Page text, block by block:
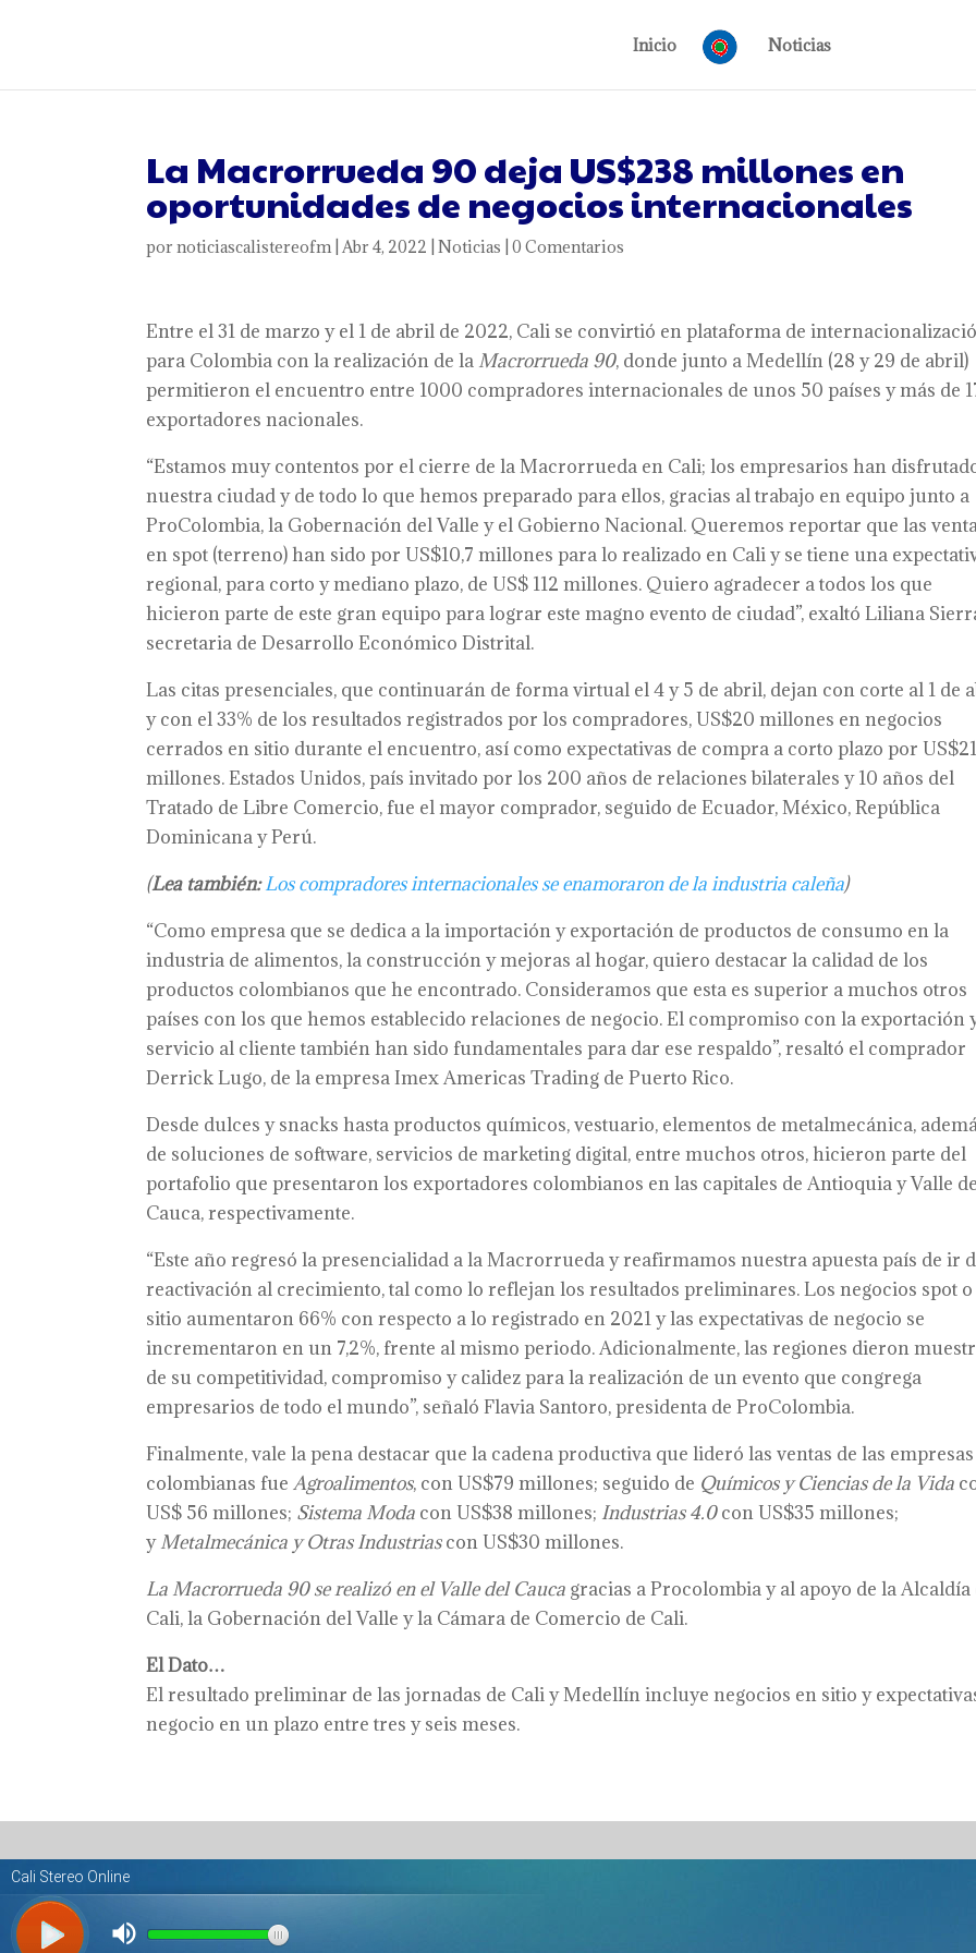
Inicio Noticias
La Macrorrueda 90 deja US$238 millones en
oportunidades de negocios internacionales
pornoticiascalistereofm|Abr 4, 2022 |Noticias |0 Comentarios
Entre el 31 de marzo y el 1 de abril de 2022, Cali se convirtió en plataforma de
para Colombia con la realización de la Macrorrueda 90, donde junto a Medellín (28 y 29 de abril)
permitieron el encuentro entre 1000 compradores internacionales de unos 50 países y más de
exportadores nacionales.
“Estamos muy contentos por el cierre de la Macrorrueda en Cali; los empresarios han
nuestra ciudad y de todo lo que hemos preparado para ellos, gracias al trabajo en equipo junto a
ProColombia, la Gobernación del Valle y el Gobierno Nacional. Queremos reportar que las
en spot (terreno) han sido por US$10,7 millones para lo realizado en Cali y se tiene una
regional, para corto y mediano plazo, de US$ 112 millones. Quiero agradecer a todos los que
hicieron parte de este gran equipo para lograr este magno evento de ciudad”, exaltó Liliana
secretaria de Desarrollo Económico Distrital.
Las citas presenciales, que continuarán de forma virtual el 4 y 5 de abril, dejan con corte al 1 de
y con el 33% de los resultados registrados por los compradores, US$20 millones en negocios
cerrados en sitio durante el encuentro, así como expectativas de compra a corto plazo por
millones. Estados Unidos, país invitado por los 200 años de relaciones bilaterales y 10 años del
Tratado de Libre Comercio, fue el mayor comprador, seguido de Ecuador, México, República
Dominicana y Perú.
(Lea también: Los compradores internacionales se enamoraron de la industria caleña)
“Como empresa que se dedica a la importación y exportación de productos de consumo en la
industria de alimentos, la construcción y mejoras al hogar, quiero destacar la calidad de los
productos colombianos que he encontrado. Consideramos que esta es superior a muchos otros
países con los que hemos establecido relaciones de negocio. El compromiso con la exportación
servicio al cliente también han sido fundamentales para dar ese respaldo”, resaltó el comprador
Derrick Lugo, de la empresa Imex Americas Trading de Puerto Rico.
Desde dulces y snacks hasta productos químicos, vestuario, elementos de metalmecánica,
de soluciones de software, servicios de marketing digital, entre muchos otros, hicieron parte del
portafolio que presentaron los exportadores colombianos en las capitales de Antioquia y Valle
Cauca, respectivamente.
“Este año regresó la presencialidad a la Macrorrueda y reafirmamos nuestra apuesta país de ir
reactivación al crecimiento, tal como lo reflejan los resultados preliminares. Los negocios spot
sitio aumentaron 66% con respecto a lo registrado en 2021 y las expectativas de negocio se
incrementaron en un 7,2%, frente al mismo periodo. Adicionalmente, las regiones dieron
de su competitividad, compromiso y calidez para la realización de un evento que congrega
empresarios de todo el mundo”, señaló Flavia Santoro, presidenta de ProColombia.
Finalmente, vale la pena destacar que la cadena productiva que lideró las ventas de las empresas
colombianas fueAgroalimentos, con US$79 millones; seguido de Químicos y Ciencias de la Vida
US$ 56 millones; Sistema Moda con US$38 millones; Industrias 4.0con US$35 millones;
yMetalmecánica y Otras Industriascon US$30 millones.
La Macrorrueda 90se realizó en el Valle del Cauca gracias a Procolombia y al apoyo de la Alcaldía
Cali, la Gobernación del Valle y la Cámara de Comercio de Cali.
El Dato…
El resultado preliminar de las jornadas de Cali y Medellín incluye negocios en sitio y
negocio en un plazo entre tres y seis meses.